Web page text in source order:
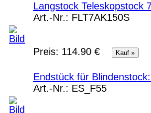
Langstock Teleskopstock
Art.-Nr.: FLT7AK150S
Preis: 114.90 €
Endstück für
Art.-Nr.: ES_F55